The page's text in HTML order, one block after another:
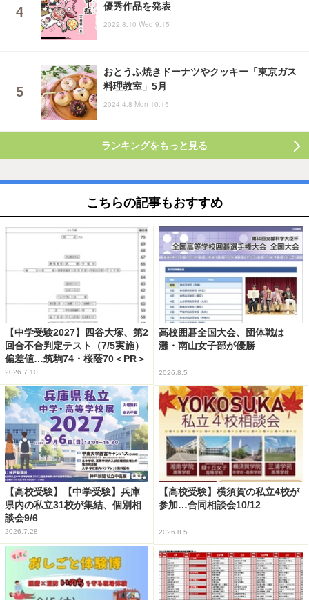
優秀作品を発表
2022.8.10 Wed 9:15
おとうふ焼きドーナツやクッキー「東京ガス
料理教室」5月
2024.4.8 Mon 10:15
ランキングをもっと見る
こちらの記事もおすすめ
【中学受験2027】四谷大塚、第2
回合不合判定テスト（7/5実施）
偏差値…筑駒74・桜蔭70＜PR＞
2026.7.10
高校囲碁全国大会、団体戦は
灘・南山女子部が優勝
2026.8.5
【高校受験】【中学受験】兵庫
県内の私立31校が集結、個別相
談会9/6
2026.7.28
【高校受験】横須賀の私立4校が
参加…合同相談会10/12
2026.8.5